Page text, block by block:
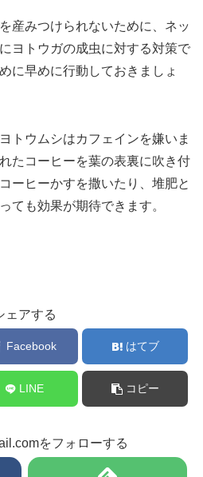
産みつけられないために、ネッ
ヨトウガの成虫に対する対策で
に早めに行動しておきましょ
トウムシはカフェインを嫌いま
たコーヒーを葉の表裏に吹き付
ーヒーかすを撒いたり、堆肥と
ても効果が期待できます。
ェアする
Facebook はてブ
LINE コピー
をフォローする